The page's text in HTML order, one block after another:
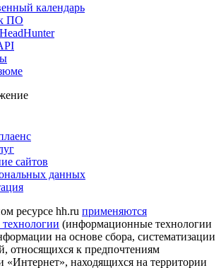
календарь
ПО
сайтов
данных
ресурсе hh.ru применяются
(информационные технологии
на основе сбора, систематизации
относящихся к предпочтениям
«Интернет», находящихся на территории